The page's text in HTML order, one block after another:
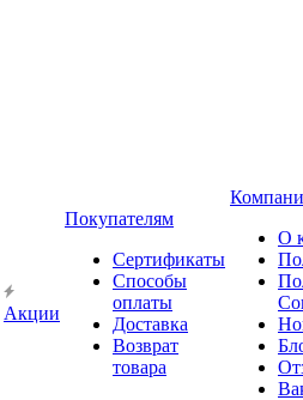
Акции
Покупателям
Сертификаты
Способы
оплаты
Доставка
Возврат
товара
О